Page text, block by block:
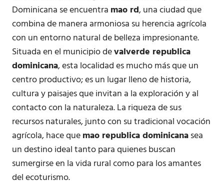
Dominicana se encuentra mao rd, una ciudad que
combina de manera armoniosa su herencia agrícola
con un entorno natural de belleza impresionante.
Situada en el municipio devalverde republica
dominicana, esta localidad es mucho más que un
centro productivo; es un lugar lleno de historia,
cultura y paisajes que invitan a la exploración y al
contacto con la naturaleza. La riqueza de sus
recursos naturales, junto con su tradicional vocación
agrícola, hace quemao republica dominicanasea
un destino ideal tanto para quienes buscan
sumergirse en la vida rural como para los amantes
del ecoturismo.